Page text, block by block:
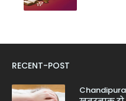
RECENT-POST